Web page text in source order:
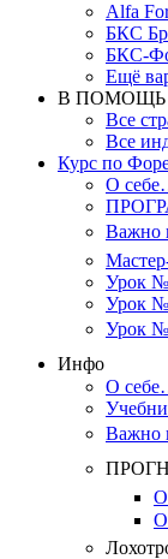
Alfa
БКС
БКС-
Ещё
В ПОМОЩЬ
Все
Все
Курс по
О
Важно
Урок
Урок
Урок
Инфо
О
Важно